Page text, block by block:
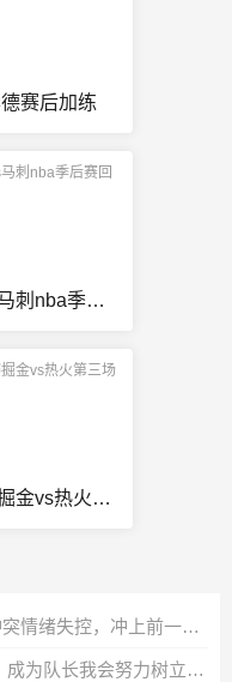
赛后加练
勇士vs马刺nba季后赛回放
总决赛掘金vs热火第三场希罗
又是“友谊赛”😨奥斯梅恩与对手冲突情绪失控，冲上前一把推翻
巴尔韦德：没料到穆帅这么亲和；成为队长我会努力树立正向表率